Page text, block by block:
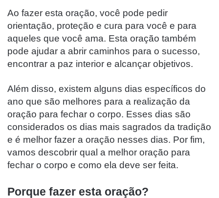
Ao fazer esta oração, você pode pedir
orientação, proteção e cura para você e para
aqueles que você ama. Esta oração também
pode ajudar a abrir caminhos para o sucesso,
encontrar a paz interior e alcançar objetivos.
Além disso, existem alguns dias específicos do
ano que são melhores para a realização da
oração para fechar o corpo. Esses dias são
considerados os dias mais sagrados da tradição
e é melhor fazer a oração nesses dias. Por fim,
vamos descobrir qual a melhor oração para
fechar o corpo e como ela deve ser feita.
Porque fazer esta oração?